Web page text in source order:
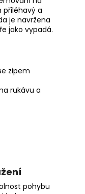
a
je navržena
jako vypadá.
zipem
rukávu a
pohybu